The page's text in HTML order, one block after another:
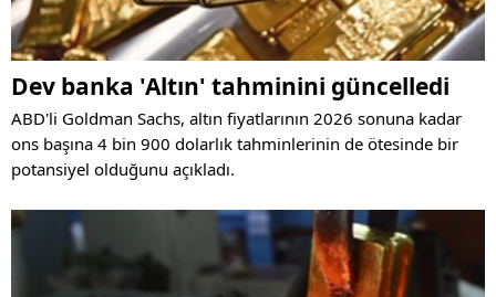
Dev banka 'Altın' tahminini güncelledi
ABD'li Goldman Sachs, altın fiyatlarının 2026 sonuna kadar
ons başına 4 bin 900 dolarlık tahminlerinin de ötesinde bir
potansiyel olduğunu açıkladı.